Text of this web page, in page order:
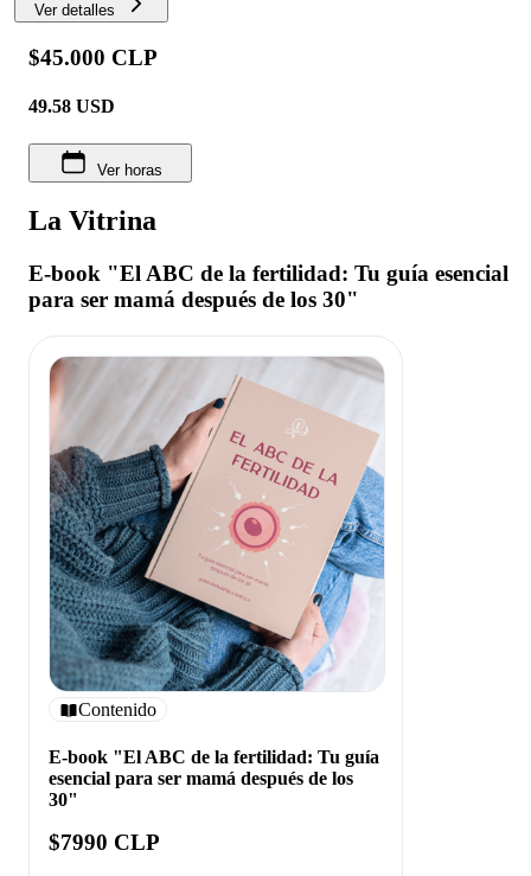
Ver detalles
$45.000 CLP
49.58 USD
Ver horas
La Vitrina
E-book "El ABC de la fertilidad: Tu guía esencial
para ser mamá después de los 30"
Contenido
E-book "El ABC de la fertilidad: Tu guía
esencial para ser mamá después de los
30"
$7990 CLP